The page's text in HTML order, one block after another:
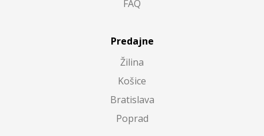
FAQ
Predajne
Žilina
Košice
Bratislava
Poprad